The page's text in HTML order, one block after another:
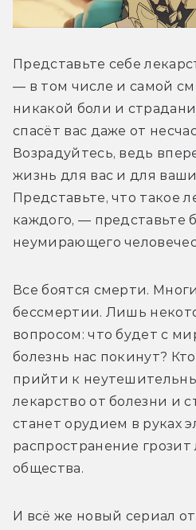
Представьте себе
— в том числе и самой
никакой боли и
спасёт вас даже от
Возрадуйтесь, ведь
жизнь для вас и для
Представьте, что такое
каждого, — представьте
неумирающего
Все боятся смерти.
бессмертии. Лишь
вопросом: что будет с
болезнь нас покинут?
прийти к
лекарство от болезни и
станет орудием в руках
распространение
общества.
И всё же новый сериал